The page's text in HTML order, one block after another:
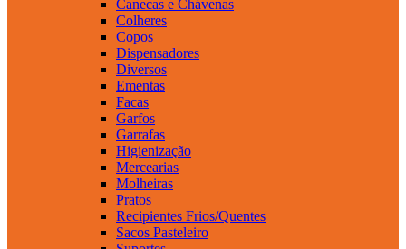
Canecas e Chávenas
Colheres
Copos
Dispensadores
Diversos
Ementas
Facas
Garfos
Garrafas
Higienização
Mercearias
Molheiras
Pratos
Recipientes Frios/Quentes
Sacos Pasteleiro